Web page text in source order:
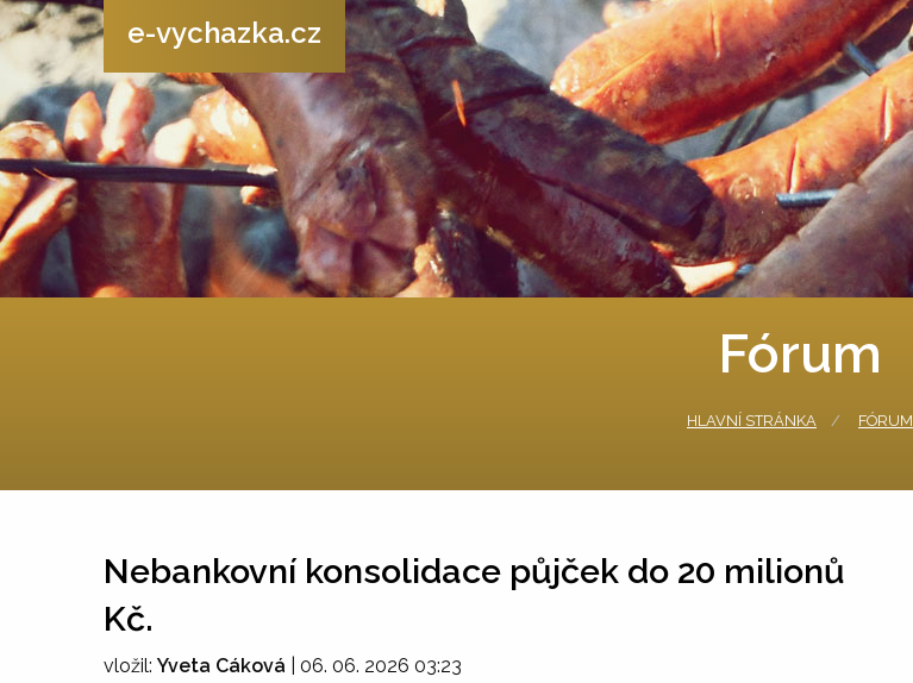
e-vychazka.cz
Fórum
HLAVNÍ STRÁNKA FÓRUM
Nebankovní konsolidace půjček do 20 milionů
Kč.
vložil: Yveta Cáková 06. 06. 2026 03:23